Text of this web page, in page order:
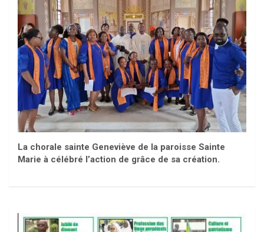
La chorale sainte Geneviève de la paroisse Sainte
Marie à célébré l’action de grâce de sa création.